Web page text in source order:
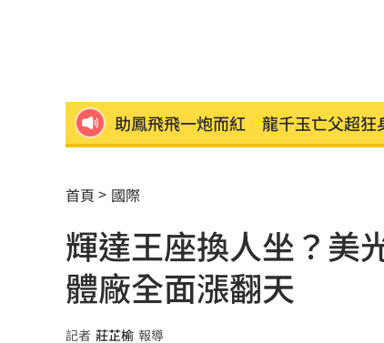
天空突下起麻將雨 士林婦險遭砸頭
反指標女神一句話旺宏重摔！網抖：
白海豚會放颱風假？最新暴風圈侵襲
吉安鄉公所副主任酒駕 突開車門害
前員工虐殺董座封屍 他見煞：有冤
首頁 國際
輝達王座換人坐？美
體廠全面漲翻天
記者 莊芷榆 報導